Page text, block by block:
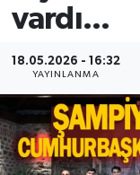
vardı...
18.05.2026 - 16:32
YAYINLANMA
Kültür
Magazin
Son Dakika
Haber Arşivi